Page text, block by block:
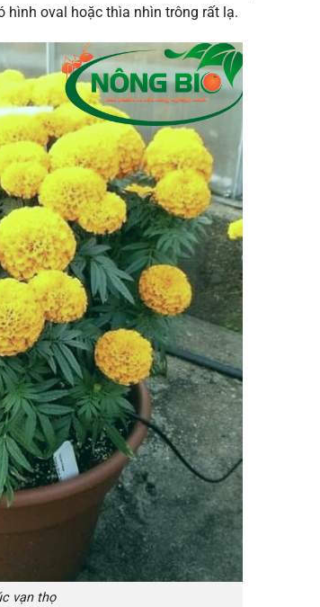
hình oval hoặc thìa nhìn trông rất lạ.
vạn thọ